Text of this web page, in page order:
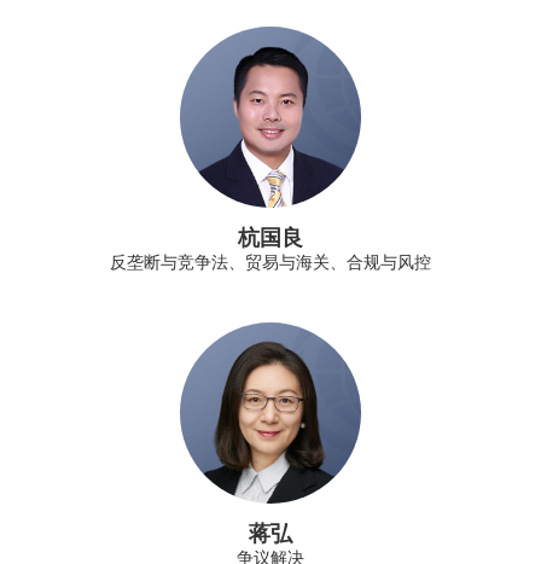
杭国良
反垄断与竞争法、贸易与海关、合规与风控
蒋弘
争议解决